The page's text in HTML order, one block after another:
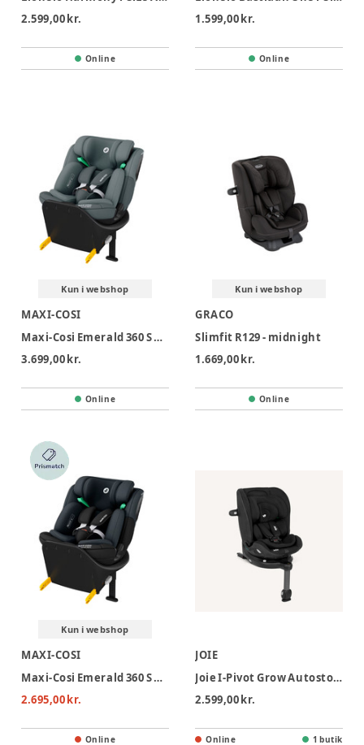
2.599,00 kr.
Online
1.599,00 kr.
Online
Kun i webshop
MAXI-COSI
Maxi-Cosi Emerald 360 S Autostol - Tonal Graphite
3.699,00 kr.
Online
Kun i webshop
GRACO
Slimfit R129 - midnight
1.669,00 kr.
Online
Kun i webshop
MAXI-COSI
Maxi-Cosi Emerald 360 S Autostol - Tonal Black
2.695,00 kr.
Online
JOIE
Joie I-Pivot Grow Autostol - Shale
2.599,00 kr.
Online 1 butik